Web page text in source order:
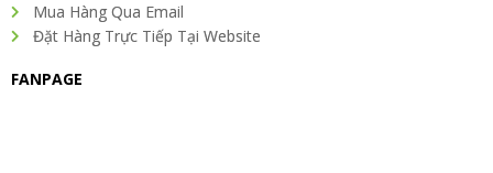
Mua Hàng Qua Email
Đặt Hàng Trực Tiếp Tại Website
FANPAGE